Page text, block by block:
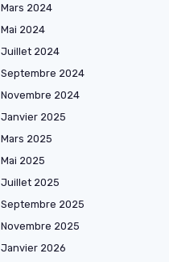
Mars 2024
Mai 2024
Juillet 2024
Septembre 2024
Novembre 2024
Janvier 2025
Mars 2025
Mai 2025
Juillet 2025
Septembre 2025
Novembre 2025
Janvier 2026